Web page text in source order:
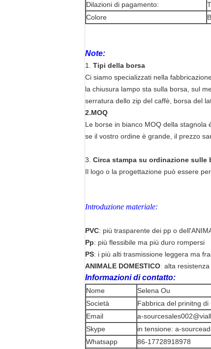
Dilazioni di pagamento:
Colore
Note:
1. Tipi della borsa
Ci siamo specializzati nella
la chiusura lampo sta sulla borsa, sul
serratura dello zip del caffè, borsa del
2.MOQ
Le borse in bianco MOQ della
se il vostro ordine è grande, il prezzo
3. Circa stampa su ordinazione sulle
Il logo o la progettazione può essere
Introduzione materiale:
PVC: più trasparente dei pp o
Pp: più flessibile ma più duro rompersi
PS: i più alti trasmissione leggera ma
ANIMALE DOMESTICO: alta
Informazioni di contatto:
Nome
Selena Ou
Società
Fabbrica del prinitng
Email
a-
Skype
in tensione: a-
Whatsapp
86-17728918978